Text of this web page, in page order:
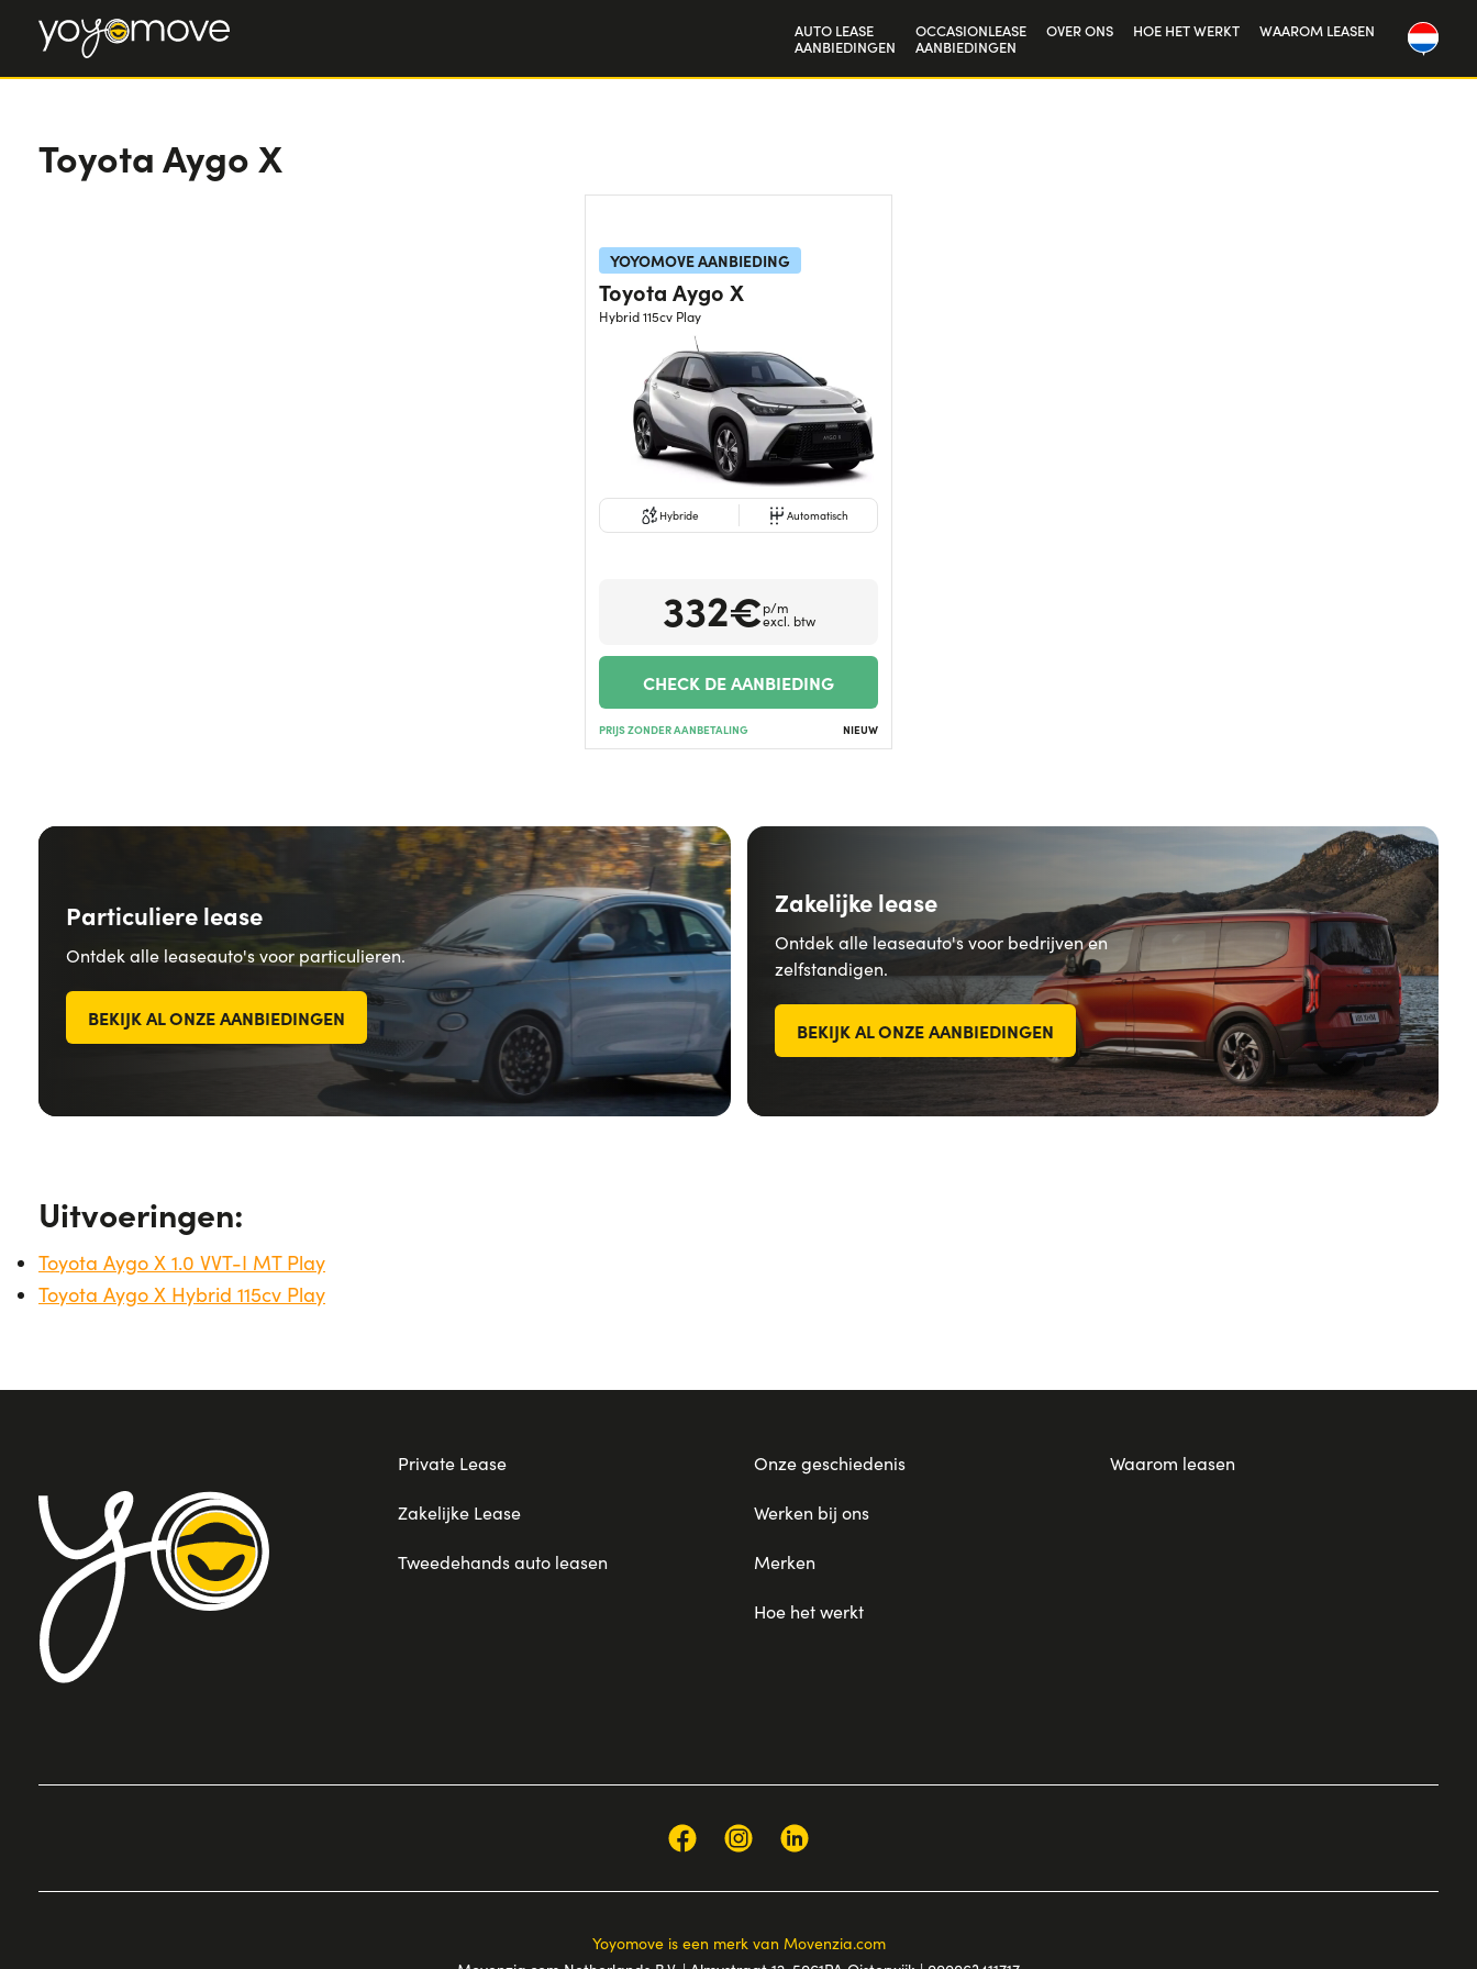
AUTO LEASE
AANBIEDINGEN
OCCASIONLEASE
AANBIEDINGEN
OVER ONS HOE HET WERKT WAAROM LEASEN
Toyota Aygo X
YOYOMOVE AANBIEDING
Toyota Aygo X
Hybrid 115cv Play
Hybride Automatisch
332€p/m
excl. btw
CHECK DE AANBIEDING
PRIJS ZONDER AANBETALING NIEUW
Particuliere lease
Ontdek alle leaseauto's voor particulieren.
BEKIJK AL ONZE AANBIEDINGEN
Zakelijke lease
Ontdek alle leaseauto's voor bedrijven en
zelfstandigen.
BEKIJK AL ONZE AANBIEDINGEN
Uitvoeringen:
Toyota Aygo X 1.0 VVT-I MT Play
Toyota Aygo X Hybrid 115cv Play
Private Lease
Zakelijke Lease
Tweedehands auto leasen
Onze geschiedenis
Werken bij ons
Merken
Hoe het werkt
Waarom leasen
Yoyomove is een merk van Movenzia.com